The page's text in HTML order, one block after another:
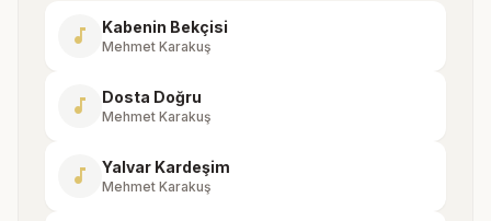
music_note Kabenin Bekçisi
Mehmet Karakuş
music_note Dosta Doğru
Mehmet Karakuş
music_note Yalvar Kardeşim
Mehmet Karakuş